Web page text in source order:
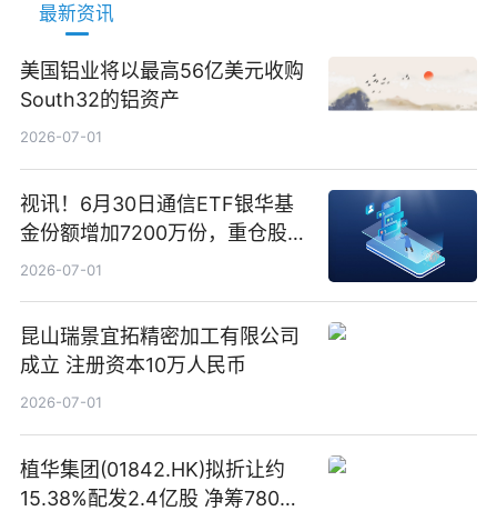
最新资讯
美国铝业将以最高56亿美元收购
South32的铝资产
2026-07-01
视讯！6月30日通信ETF银华基
金份额增加7200万份，重仓股新
易盛、中际旭创、立讯精密
2026-07-01
昆山瑞景宜拓精密加工有限公司
成立 注册资本10万人民币
2026-07-01
植华集团(01842.HK)拟折让约
15.38%配发2.4亿股 净筹780万